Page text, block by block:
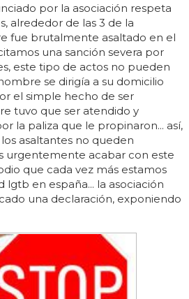
por la asociación respeta
alrededor de las 3 de la
fue brutalmente asaltado en el
una sanción severa por
este tipo de actos no pueden
se dirigía a su domicilio
el simple hecho de ser
tuvo que ser atendido y
la paliza que le propinaron... así,
asaltantes no queden
urgentemente acabar con este
que cada vez más estamos
en españa... la asociación
una declaración, exponiendo